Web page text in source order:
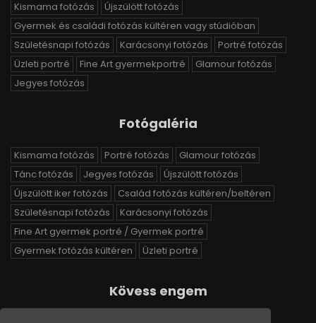
Kismama fotózás
Újszülött fotózás
Gyermek és családi fotózás kültéren vagy stúdióban
Születésnapi fotózás
Karácsonyi fotózás
Portré fotózás
Üzleti portré
Fine Art gyermekportré
Glamour fotózás
Jegyes fotózás
Fotógaléria
Kismama fotózás Portré fotózás
Glamour fotózás
Tánc fotózás
Jegyes fotózás
Újszülött fotózás
Újszülött iker fotózás
Család fotózás kültéren/beltéren
Születésnapi fotózás
Karácsonyi fotózás
Fine Art gyermek portré / Gyermek portré
Gyermek fotózás kültéren
Üzleti portré
Kövess engem